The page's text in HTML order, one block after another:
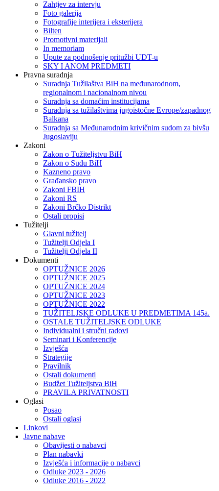
Zahtjev za intervju
Foto galerija
Fotografije interijera i eksterijera
Bilten
Promotivni materijali
In memoriam
Upute za podnošenje pritužbi UDT-u
SKY I ANOM PREDMETI
Pravna suradnja
Suradnja Tužilaštva BiH na međunarodnom,
regionalnom i nacionalnom nivou
Suradnja sa domaćim institucijama
Suradnja sa tužilaštvima jugoistočne Evrope/zapadnog
Balkana
Suradnja sa Međunarodnim krivičnim sudom za bivšu
Jugoslaviju
Zakoni
Zakon o Тužiteljstvu BiH
Zakon o Sudu BiH
Kazneno pravo
Građansko pravo
Zakoni FBIH
Zakoni RS
Zakoni Brčko Distrikt
Ostali propisi
Tužitelji
Glavni tužitelj
Tužitelji Odjela I
Tužitelji Odjela II
Dokumenti
OPTUŽNICE 2026
OPTUŽNICE 2025
OPTUŽNICE 2024
OPTUŽNICE 2023
OPTUŽNICE 2022
TUŽITELJSKE ODLUKE U PREDMETIMA 145a.
OSTALE TUŽITELJSKE ODLUKE
Individualni i stručni radovi
Seminari i Konferencije
Izvješća
Strategije
Pravilnik
Ostali dokumenti
Budžet Tužiteljstva BiH
PRAVILA PRIVATNOSTI
Oglasi
Posao
Ostali oglasi
Linkovi
Javne nabave
Obavijesti o nabavci
Plan nabavki
Izvješća i informacije o nabavci
Odluke 2023 - 2026
Odluke 2016 - 2022